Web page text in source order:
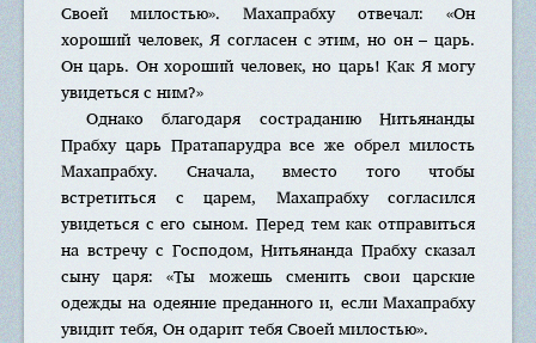
Своей милостью». Махапрабху отвечал: «Он
хороший человек, Я согласен с этим, но он – царь.
Он царь. Он хороший человек, но царь! Как Я могу
увидеться с ним?»
Однако благодаря состраданию Нитьянанды
Прабху царь Пратапарудра все же обрел милость
Махапрабху. Сначала, вместо того чтобы
встретиться с царем, Махапрабху согласился
увидеться с его сыном. Перед тем как отправиться
на встречу с Господом, Нитьянанда Прабху сказал
сыну царя: «Ты можешь сменить свои царские
одежды на одеяние преданного и, если Махапрабху
увидит тебя, Он одарит тебя Своей милостью».